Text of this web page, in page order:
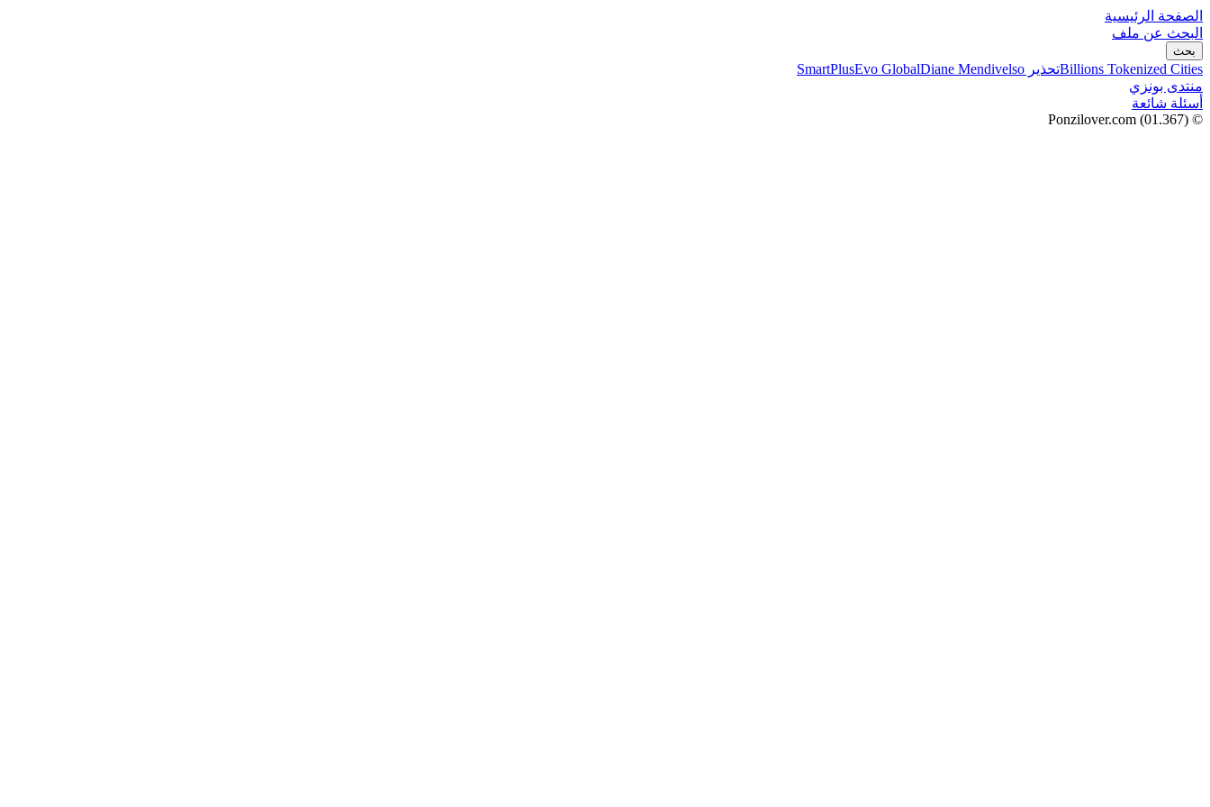
الصفحة الرئيسية
البحث عن ملف
بحث
Billions Tokenized Citiesتحذير SmartPlus Evo GlobalDiane Mendivelso
منتدى بونزي
أسئلة شائعة
© Ponzilover.com
(01.367)